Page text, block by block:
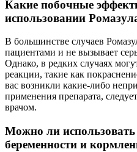
Какие побочные
использовании
В большинстве случаев
пациентами и не вызывает
Однако, в редких случаях
реакции, такие как
вас возникли какие-либо
применения препарата,
врачом.
Можно ли
беременности и